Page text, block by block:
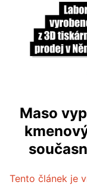
Maso
Tento článek je